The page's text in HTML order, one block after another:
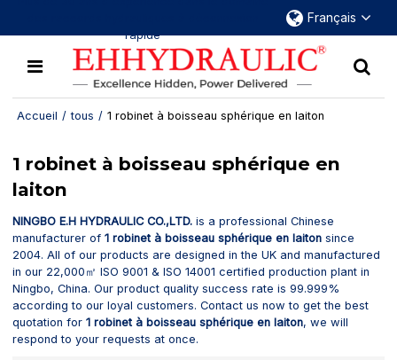
rapide
Français
Accueil / tous / 1 robinet à boisseau sphérique en laiton
1 robinet à boisseau sphérique en
laiton
NINGBO E.H HYDRAULIC CO.,LTD. is a professional Chinese
manufacturer of1 robinet à boisseau sphérique en laiton since
2004. All of our products are designed in the UK and manufactured
in our 22,000㎡ ISO 9001 & ISO 14001 certified production plant in
Ningbo, China. Our product quality success rate is 99.999%
according to our loyal customers. Contact us now to get the best
quotation for1 robinet à boisseau sphérique en laiton, we will
respond to your requests at once.